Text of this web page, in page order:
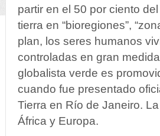
partir en el 50 por ciento
tierra en “bioregiones”,
plan, los seres humanos
controladas en gran
globalista verde es
cuando fue presentado
Tierra en Río de Janeiro.
África y Europa.